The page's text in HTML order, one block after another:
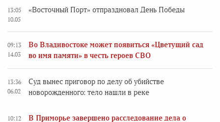
13:05
10.05
«Восточный Порт» отпраздновал День Победы
09:13
14.03
Во Владивостоке может появиться «Цветущий сад
во имя памяти» в честь героев СВО
13:36
06.02
Суд вынес приговор по делу об убийстве
новорожденного: тело нашли в реке
10:12
В Приморье завершено расследование дела о